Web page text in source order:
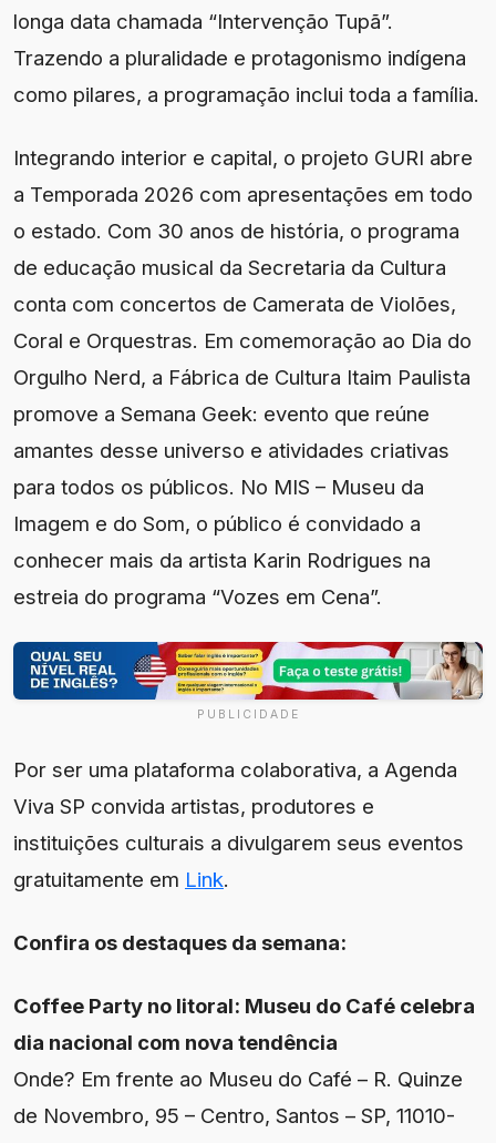
longa data chamada “Intervenção Tupã”.
Trazendo a pluralidade e protagonismo indígena
como pilares, a programação inclui toda a família.
Integrando interior e capital, o projeto GURI abre
a Temporada 2026 com apresentações em todo
o estado. Com 30 anos de história, o programa
de educação musical da Secretaria da Cultura
conta com concertos de Camerata de Violões,
Coral e Orquestras. Em comemoração ao Dia do
Orgulho Nerd, a Fábrica de Cultura Itaim Paulista
promove a Semana Geek: evento que reúne
amantes desse universo e atividades criativas
para todos os públicos. No MIS – Museu da
Imagem e do Som, o público é convidado a
conhecer mais da artista Karin Rodrigues na
estreia do programa “Vozes em Cena”.
PUBLICIDADE
Por ser uma plataforma colaborativa, a Agenda
Viva SP convida artistas, produtores e
instituições culturais a divulgarem seus eventos
gratuitamente em Link.
Confira os destaques da semana:
Coffee Party no litoral: Museu do Café celebra
dia nacional com nova tendência
Onde? Em frente ao Museu do Café – R. Quinze
de Novembro, 95 – Centro, Santos – SP, 11010-